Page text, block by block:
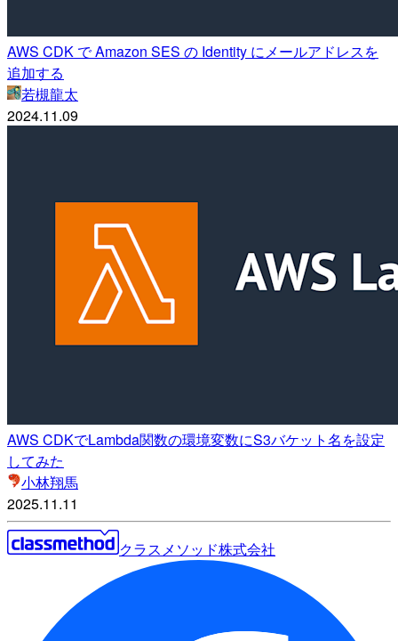
AWS CDK で Amazon SES の Identity にメールアドレスを
追加する
若槻龍太
2024.11.09
AWS CDKでLambda関数の環境変数にS3バケット名を設定
してみた
小林翔馬
2025.11.11
クラスメソッド株式会社